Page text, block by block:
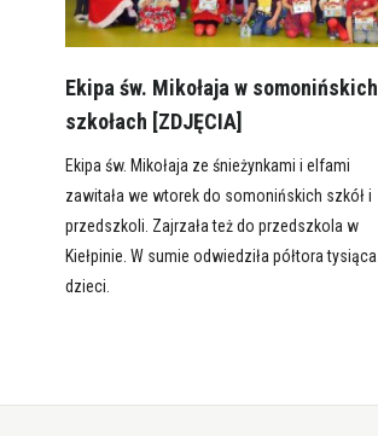
Ekipa św. Mikołaja w somonińskich
szkołach [ZDJĘCIA]
Ekipa św. Mikołaja ze śnieżynkami i elfami
zawitała we wtorek do somonińskich szkół i
przedszkoli. Zajrzała też do przedszkola w
Kiełpinie. W sumie odwiedziła półtora tysiąca
dzieci.